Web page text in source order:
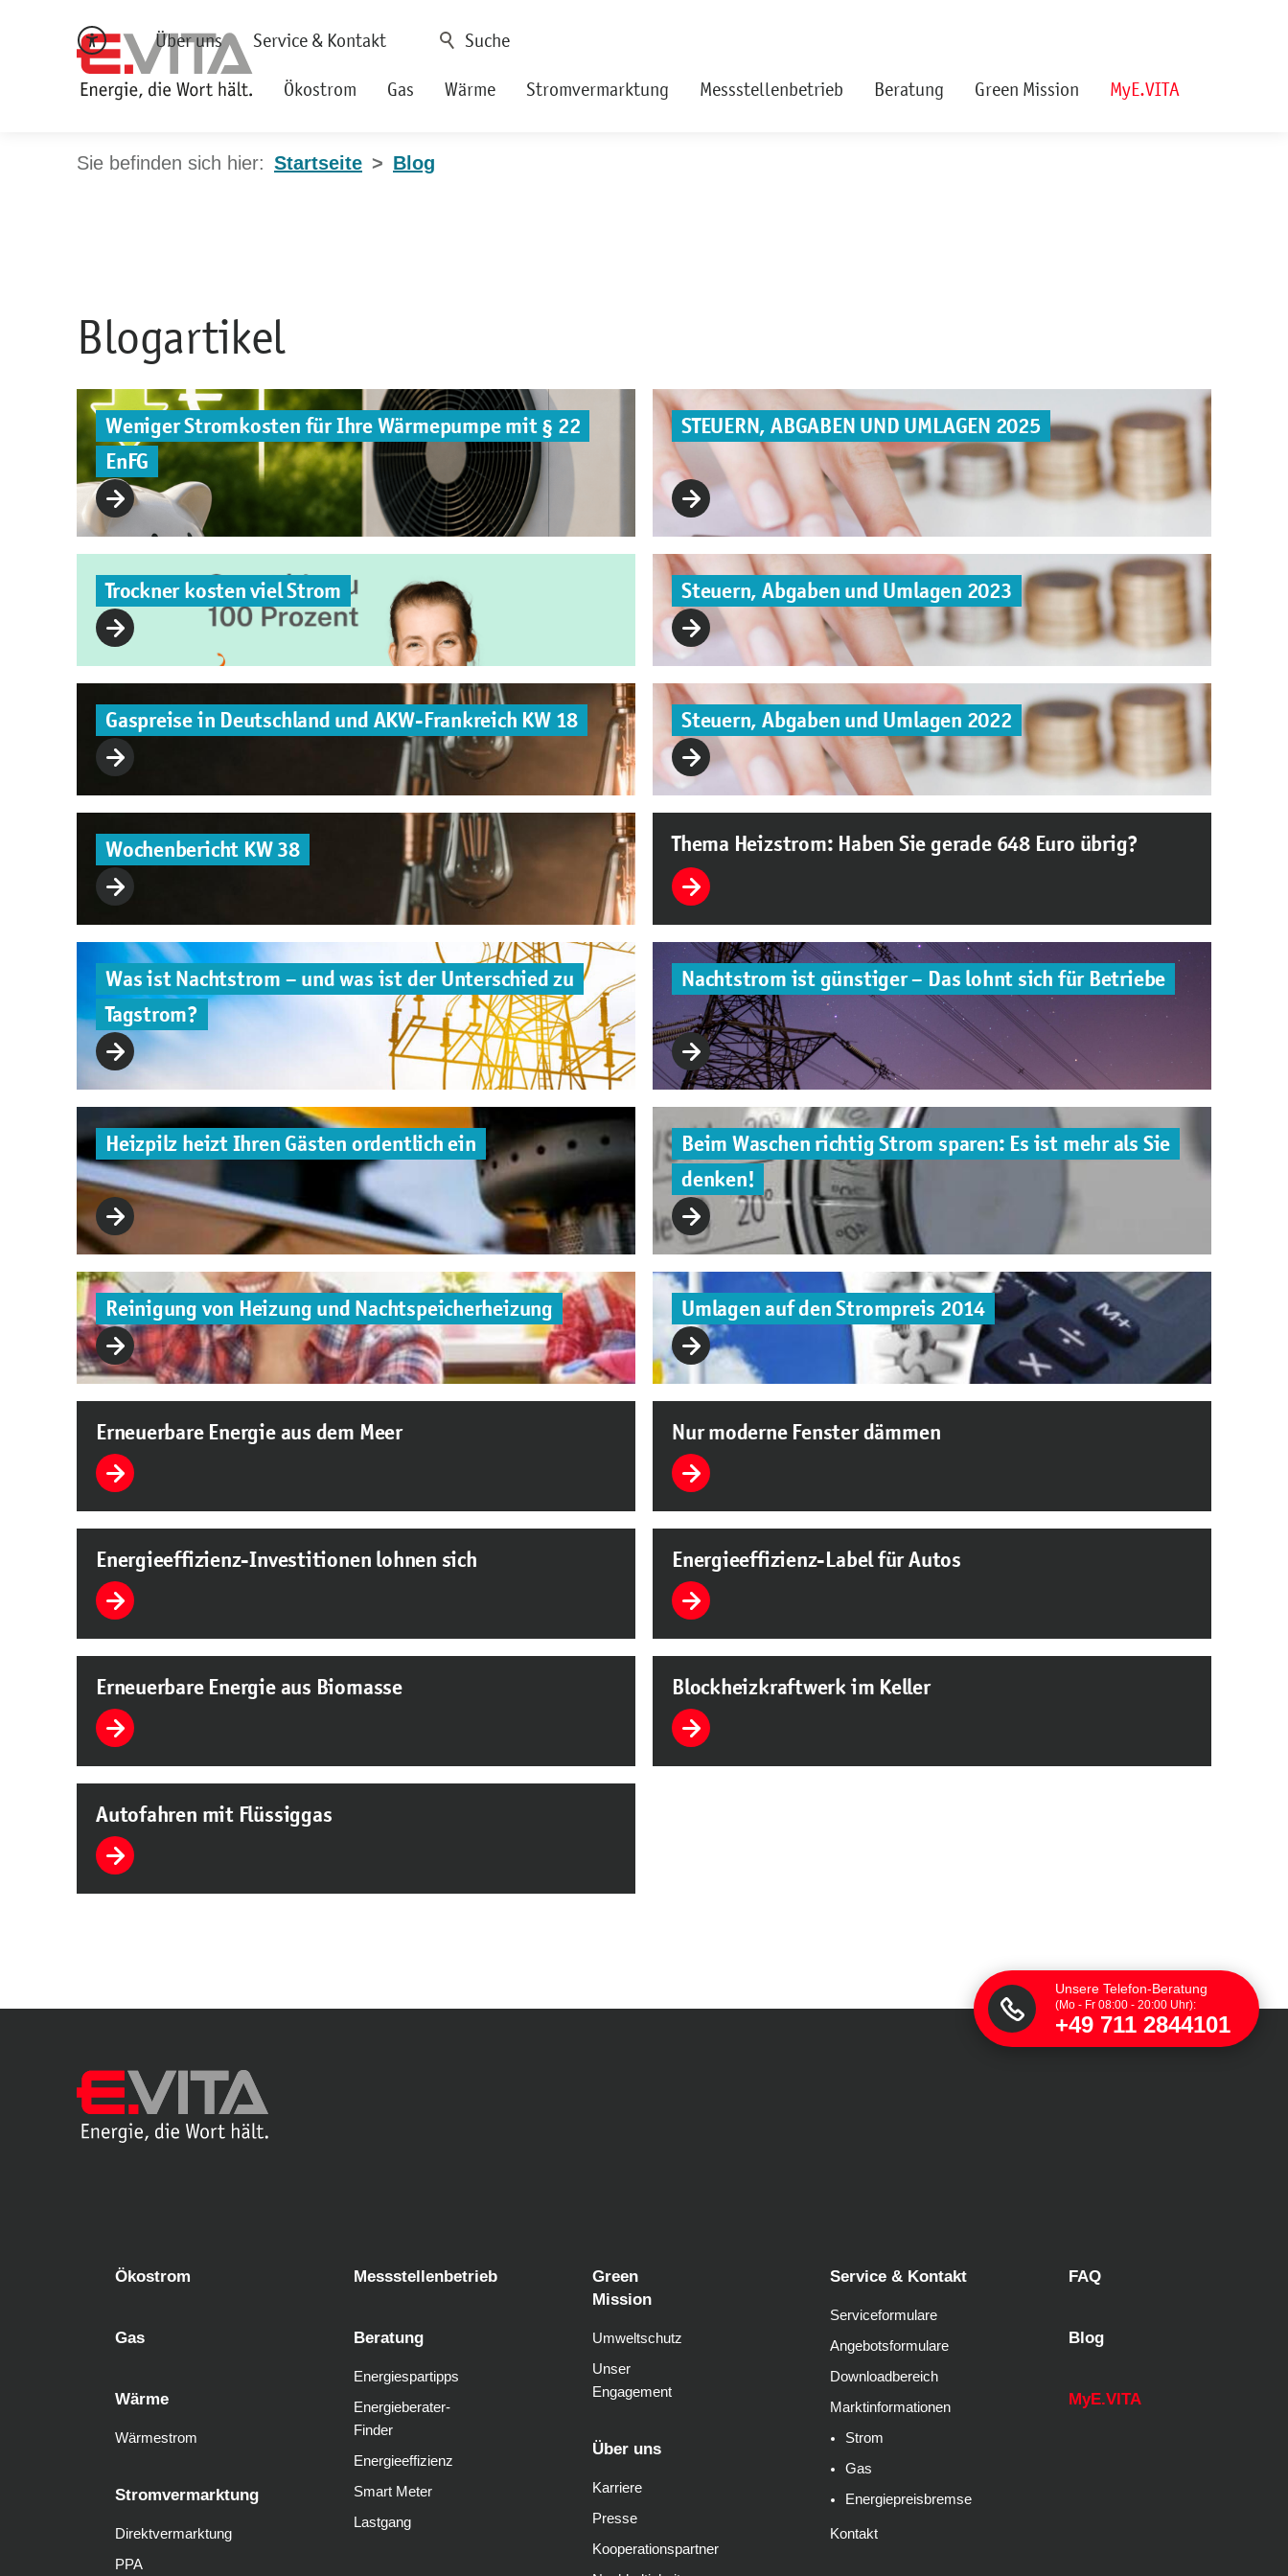
Über uns Service & Kontakt
Ökostrom Gas Wärme Stromvermarktung Messstellenbetrieb Beratung Green Mission MyE.VITA
Startseite Blog
Blogartikel
Weniger Stromkosten für Ihre Wärmepumpe mit § 22
EnFG
STEUERN, ABGABEN UND UMLAGEN 2025
Trockner kosten viel Strom Steuern, Abgaben und Umlagen 2023
Gaspreise in Deutschland und AKW-Frankreich KW 18 Steuern, Abgaben und Umlagen 2022
Wochenbericht KW 38 Thema Heizstrom: Haben Sie gerade 648 Euro übrig?
Was ist Nachtstrom – und was ist der Unterschied zu
Tagstrom?
Nachtstrom ist günstiger – Das lohnt sich für Betriebe
Heizpilz heizt Ihren Gästen ordentlich ein
Beim Waschen richtig Strom sparen: Es ist mehr als Sie
denken!
Reinigung von Heizung und Nachtspeicherheizung Umlagen auf den Strompreis 2014
Erneuerbare Energie aus dem Meer Nur moderne Fenster dämmen
Energieeffizienz-Investitionen lohnen sich Energieeffizienz-Label für Autos
Erneuerbare Energie aus Biomasse Blockheizkraftwerk im Keller
Autofahren mit Flüssiggas
Ökostrom
Gas
Wärme
Wärmestrom
Stromvermarktung
Direktvermarktung
PPA
Messstellenbetrieb
Beratung
Energiespartipps
Energieberater-
Finder
Energieeffizienz
Smart Meter
Lastgang
Green
Mission
Umweltschutz
Unser
Engagement
Über uns
Karriere
Presse
Kooperationspartner
Service & Kontakt
Serviceformulare
Angebotsformulare
Downloadbereich
Marktinformationen
Strom
Gas
Energiepreisbremse
Kontakt
FAQ
Blog
MyE.VITA
Unsere Telefon-Beratung
(Mo - Fr 08:00 - 20:00 Uhr):
+49 711 2844101